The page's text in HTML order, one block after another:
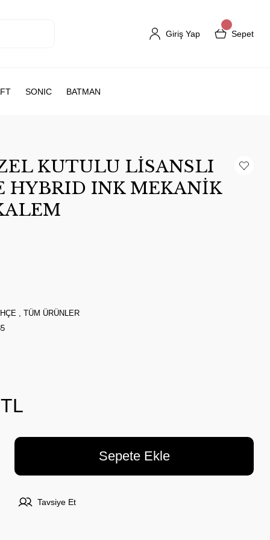
Giriş Yap Sepet
SONIC BATMAN
KUTULU LİSANSLI
HYBRID INK MEKANİK
, TÜM ÜRÜNLER
Sepete Ekle
Tavsiye Et